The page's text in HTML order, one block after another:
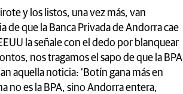
y los listos, una vez más, van
de que la Banca Privada de Andorra cae
la señale con el dedo por blanquear
nos tragamos el sapo de que la BPA
aquella noticia: ‘Botín gana más en
no es la BPA, sino Andorra entera,